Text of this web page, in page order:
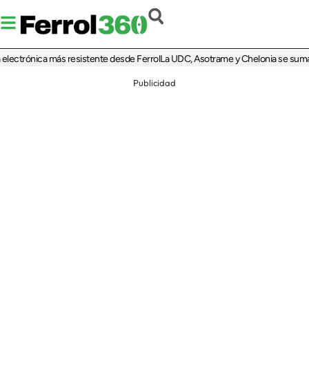
más resistente desde FerrolLa UDC, Asotrame y Chelonia se suman al
Publicidad